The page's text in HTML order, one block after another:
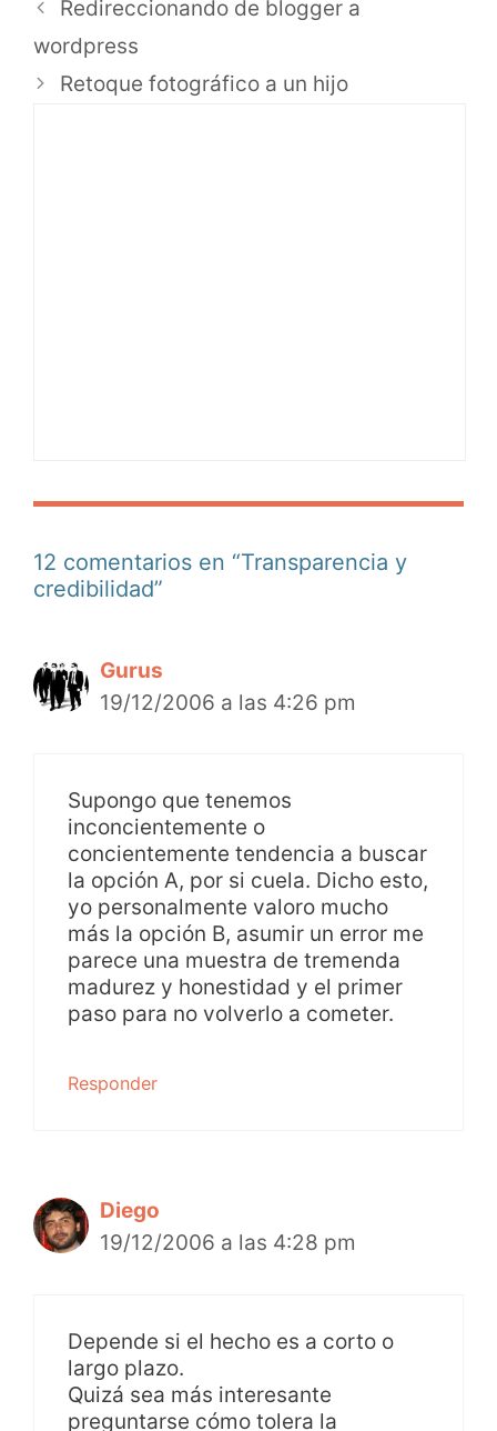
Redireccionando de blogger a
wordpress
Retoque fotográfico a un hijo
12 comentarios en “Transparencia y
credibilidad”
Gurus
19/12/2006 a las 4:26 pm
Supongo que tenemos
inconcientemente o
concientemente tendencia a buscar
la opción A, por si cuela. Dicho esto,
yo personalmente valoro mucho
más la opción B, asumir un error me
parece una muestra de tremenda
madurez y honestidad y el primer
paso para no volverlo a cometer.
Responder
Diego
19/12/2006 a las 4:28 pm
Depende si el hecho es a corto o
largo plazo.
Quizá sea más interesante
preguntarse cómo tolera la